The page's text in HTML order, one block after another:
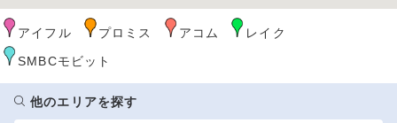
アイフル プロミス アコム
レイク
SMBCモビット
他のエリアを探す